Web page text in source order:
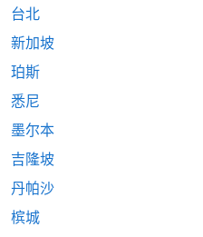
台北
新加坡
珀斯
悉尼
墨尔本
吉隆坡
丹帕沙
槟城